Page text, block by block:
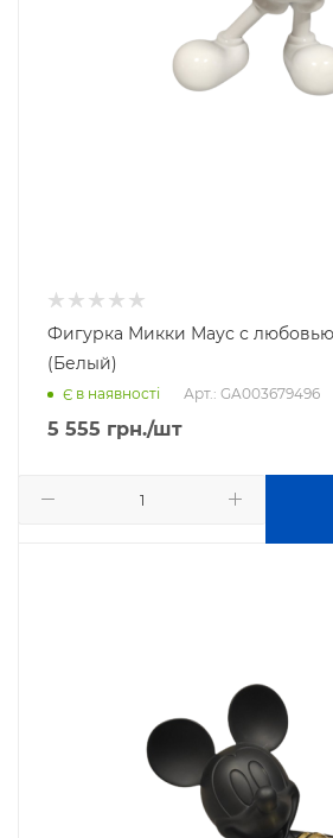
Фигурка Микки Маус с
(Белый)
Є в наявності Арт.: GA003679496
5 555 грн./шт